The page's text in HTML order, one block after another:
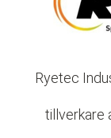
Ryetec
tillverkare